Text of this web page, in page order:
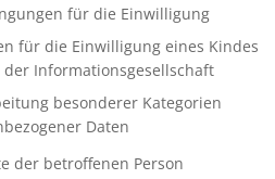
für die Einwilligung
für die Einwilligung eines Kindes
der Informationsgesellschaft
besonderer Kategorien
Daten
der betroffenen Person